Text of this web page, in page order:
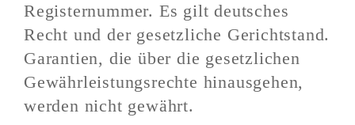
Registernummer. Es gilt deutsches
Recht und der gesetzliche Gerichtstand.
Garantien, die über die gesetzlichen
Gewährleistungsrechte hinausgehen,
werden nicht gewährt.